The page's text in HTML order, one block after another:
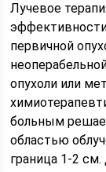
Лучевое
первичной
опухоли или
больным
областью
граница 1-2